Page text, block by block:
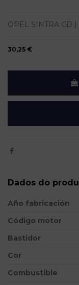
OPEL SINTRA CD |
30,25 €
Dados do
Año fabricación
Código motor
Bastidor
Cor
Combustible